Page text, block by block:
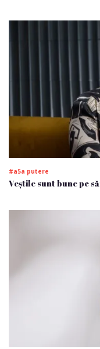
#a5a putere
Veștile sunt bune pe